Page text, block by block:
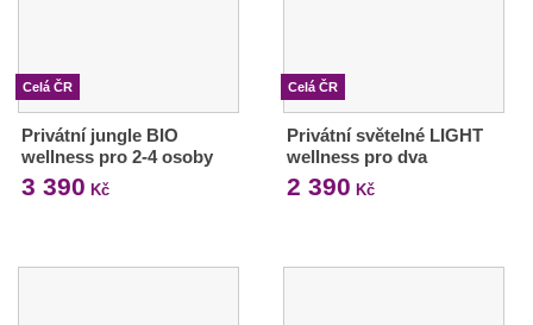
Celá ČR
Privátní jungle BIO
wellness pro 2-4 osoby
3 390 Kč
Celá ČR
Privátní světelné LIGHT
wellness pro dva
2 390 Kč